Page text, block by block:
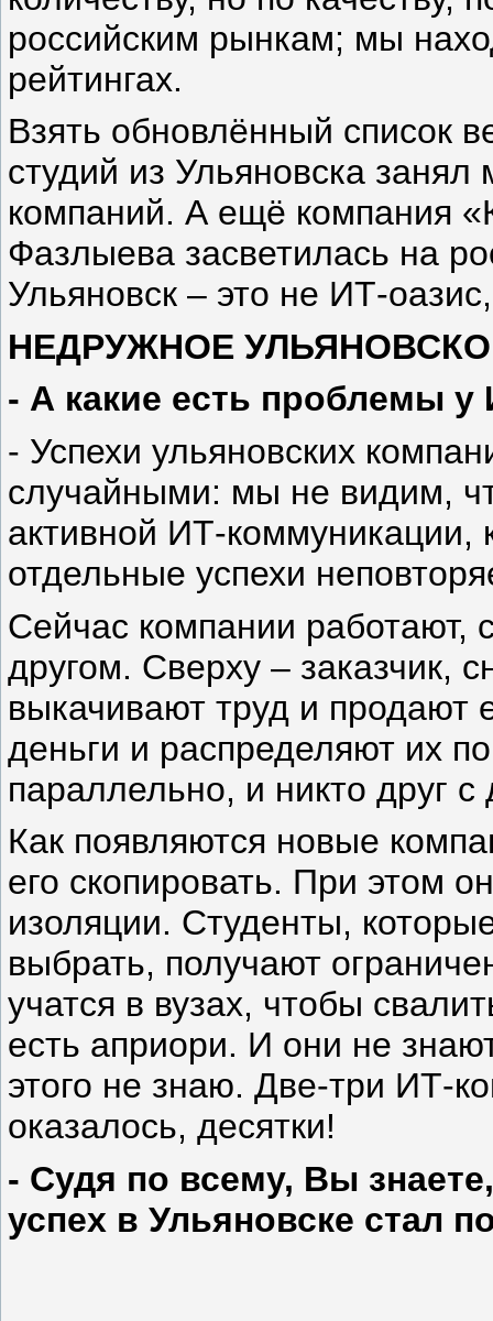
российским рынкам; мы
рейтингах.
Взять обновлённый список
студий из Ульяновска занял
компаний. А ещё компания
Фазлыева засветилась на
Ульяновск – это не ИТ-
НЕДРУЖНОЕ
- А какие есть проблемы
- Успехи ульяновских
случайными: мы не видим,
активной ИТ-коммуникации,
отдельные успехи
Сейчас компании работают,
другом. Сверху – заказчик,
выкачивают труд и продают
деньги и распределяют их
параллельно, и никто друг с
Как появляются новые
его скопировать. При этом
изоляции. Студенты,
выбрать, получают
учатся в вузах, чтобы
есть априори. И они не
этого не знаю. Две-три ИТ-
оказалось, десятки!
- Судя по всему, Вы
успех в Ульяновске стал